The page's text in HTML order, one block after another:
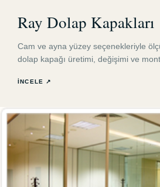
Ray Dolap Kapakları
Cam ve ayna yüzey seçenekleriyle
dolap kapağı üretimi, değişimi ve
İNCELE ↗